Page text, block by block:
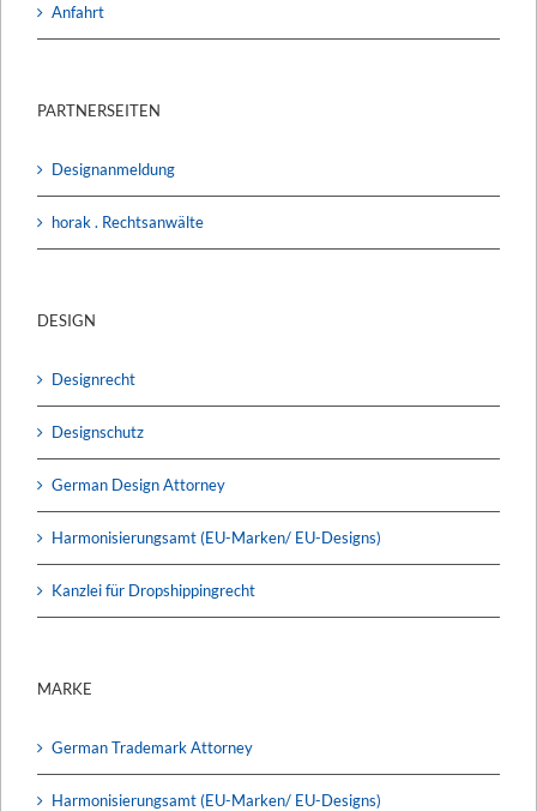
Anfahrt
PARTNERSEITEN
Designanmeldung
horak . Rechtsanwälte
DESIGN
Designrecht
Designschutz
German Design Attorney
Harmonisierungsamt (EU-Marken/ EU-Designs)
Kanzlei für Dropshippingrecht
MARKE
German Trademark Attorney
Harmonisierungsamt (EU-Marken/ EU-Designs)